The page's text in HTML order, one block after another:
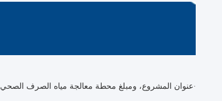
·عنوان المشروع، ومبلغ محطة معالجة مياه الصرف الصحي